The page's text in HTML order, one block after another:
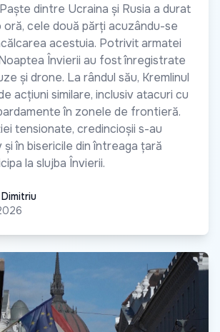
dintre Ucraina și Rusia a durat
oră, cele două părți acuzându-se
acestuia. Potrivit armatei
Învierii au fost înregistrate
și drone. La rândul său, Kremlinul
acțiuni similare, inclusiv atacuri cu
în zonele de frontieră.
tensionate, credincioșii s-au
și în bisericile din întreaga țară
la slujba Învierii.